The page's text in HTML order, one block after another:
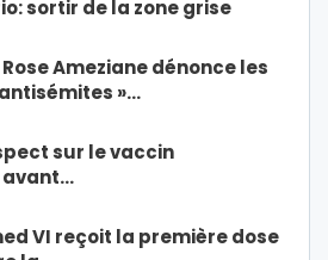
sortir de la zone grise
Ameziane dénonce les
»…
sur le vaccin
avant…
VI reçoit la première dose